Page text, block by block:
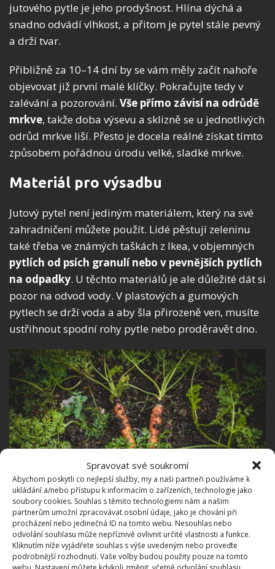
Spravovat své soukromí
Abychom poskytli co nejlepší služby, my a naši partneři používáme k
ukládání a/nebo přístupu k informacím o zařízeních, technologie jako
soubory cookies. Souhlas s těmito technologiemi nám a našim
partnerům umožní zpracovávat osobní údaje, jako je chování při
procházení nebo jedinečná ID na tomto webu. Nesouhlas nebo
odvolání souhlasu může nepříznivě ovlivnit určité vlastnosti a funkce.
Kliknutím níže vyjádřete souhlas s výše uvedeným nebo proveďte
podrobnější rozhodnutí. Vaše volby budou použity pouze na tomto
jutového pytle je jeho prodyšnost. Hlína dýchá a
snadno odvádí vlhkost, a přitom je pytel stále pevný
a drží tvar.
Přibližně za 10–14 dní by se vám měly začít nahoře
objevovat již první malé klíčky. Pokračujte tedy v
zalévání a pozorování. Vše přímo závisí na odrůdě
mrkve, takže doba výsevu a sklizně se u jednotlivých
odrůd mrkve liší. Přesto je docela reálné získat tímto
způsobem pořádnou úrodu velké, sladké mrkve.
Materiál pro výsadbu
Jutový pytel není jediným materiálem, který na své
zahradničení můžete použít. Lidé pěstují zeleninu
také třeba ve známých taškách z Ikea, v objemných
pytlích od psích granulí nebo v pevnějších pytlích
na odpadky. U těchto materiálů je ale důležité dát si
pozor na odvod vody. V plastových a gumových
pytlech se drží voda a aby šla přirozeně ven, musíte
ustřihnout spodní rohy pytle nebo proděravět dno.
Fotografie: Unsplash
Jednou z obrovských výhod zeleniny vypěstované v